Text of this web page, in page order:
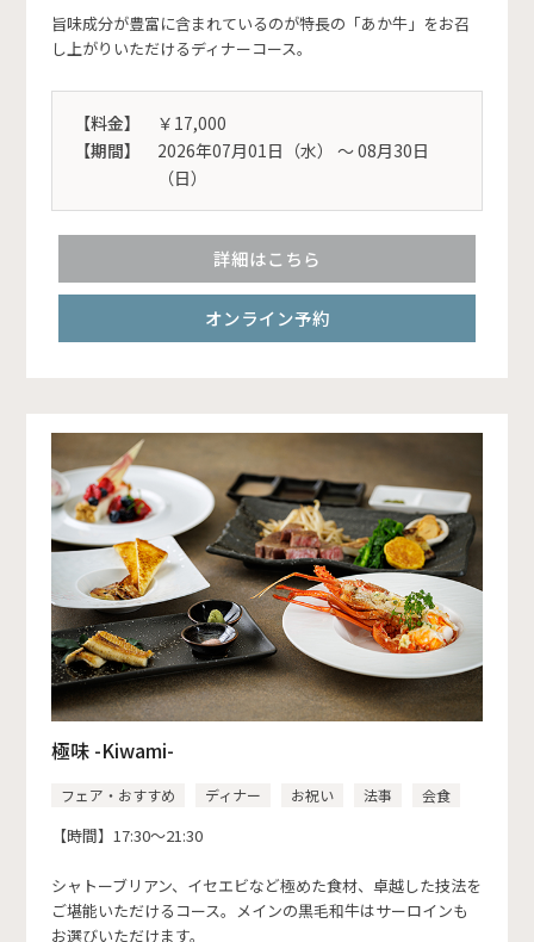
旨味成分が豊富に含まれているのが特長の「あか牛」をお召
し上がりいただけるディナーコース。
【料金】
￥17,000
【期間】
2026年07月01日（水） 〜 08月30日
（日）
詳細はこちら
オンライン予約
極味 -Kiwami-
フェア・おすすめ ディナー お祝い 法事 会食
【時間】17:30～21:30
シャトーブリアン、イセエビなど極めた食材、卓越した技法を
ご堪能いただけるコース。メインの黒毛和牛はサーロインも
お選びいただけます。